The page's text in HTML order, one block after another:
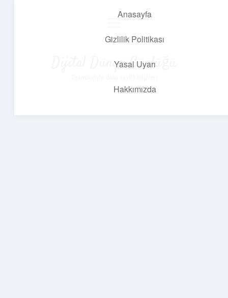
Anasayfa
Gizlilik Politikası
Yasal Uyarı
Hakkımızda
Dijital Dünya Günlüğü